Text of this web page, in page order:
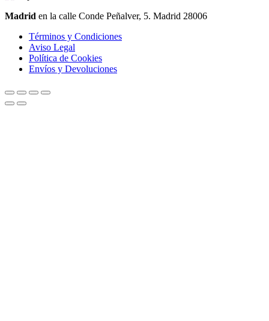
Madrid en la calle Conde Peñalver, 5. Madrid 28006
Términos y Condiciones
Aviso Legal
Política de Cookies
Envíos y Devoluciones